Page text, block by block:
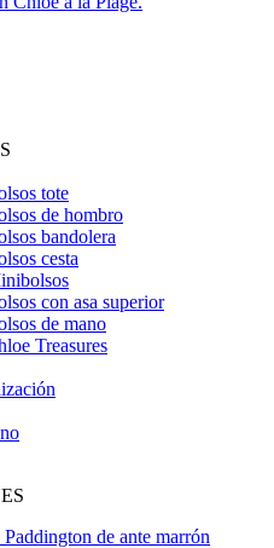
tote
de hombro
bandolera
cesta
con asa superior
de mano
Treasures